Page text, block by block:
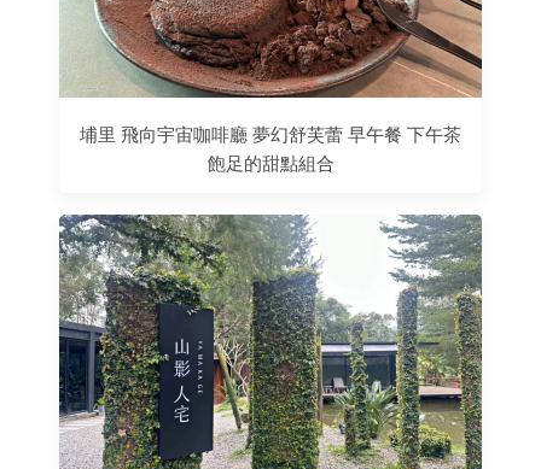
埔里 飛向宇宙咖啡廳 夢幻舒芙蕾 早午餐 下午茶
飽足的甜點組合